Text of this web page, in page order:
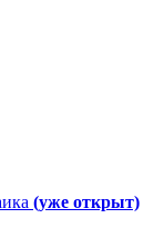
(уже открыт)